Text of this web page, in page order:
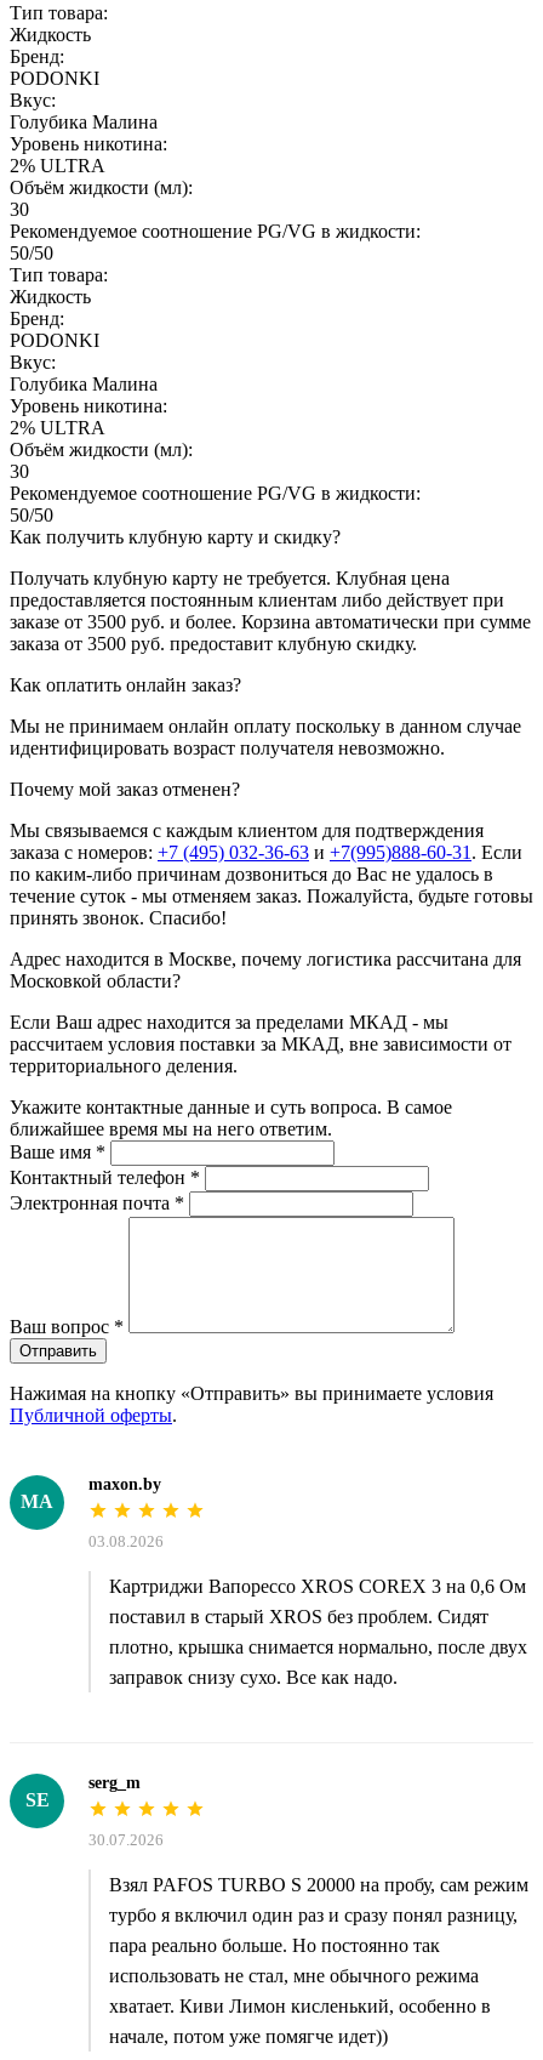
Тип товара:
Жидкость
Бренд:
PODONKI
Вкус:
Голубика Малина
Уровень никотина:
2% ULTRA
Объём жидкости (мл):
30
Рекомендуемое соотношение PG/VG в жидкости:
50/50
Тип товара:
Жидкость
Бренд:
PODONKI
Вкус:
Голубика Малина
Уровень никотина:
2% ULTRA
Объём жидкости (мл):
30
Рекомендуемое соотношение PG/VG в жидкости:
50/50
Как получить клубную карту и скидку?
Получать клубную карту не требуется. Клубная цена
предоставляется постоянным клиентам либо действует при
заказе от 3500 руб. и более. Корзина автоматически при сумме
заказа от 3500 руб. предоставит клубную скидку.
Как оплатить онлайн заказ?
Мы не принимаем онлайн оплату поскольку в данном случае
идентифицировать возраст получателя невозможно.
Почему мой заказ отменен?
Мы связываемся с каждым клиентом для подтверждения
заказа с номеров: +7 (495) 032-36-63 и +7(995)888-60-31 . Если
по каким-либо причинам дозвониться до Вас не удалось в
течение суток - мы отменяем заказ. Пожалуйста, будьте готовы
принять звонок. Спасибо!
Адрес находится в Москве, почему логистика рассчитана для
Московкой области?
Если Ваш адрес находится за пределами МКАД - мы
рассчитаем условия поставки за МКАД, вне зависимости от
территориального деления.
Укажите контактные данные и суть вопроса. В самое
ближайшее время мы на него ответим.
Ваше имя *
Контактный телефон *
Электронная почта *
Ваш вопрос *
Отправить
Нажимая на кнопку «Отправить» вы принимаете условия
Публичной оферты.
MA
maxon.by
03.08.2026
Картриджи Вапорессо XROS COREX 3 на 0,6 Ом
поставил в старый XROS без проблем. Сидят
плотно, крышка снимается нормально, после двух
заправок снизу сухо. Все как надо.
SE
serg_m
30.07.2026
Взял PAFOS TURBO S 20000 на пробу, сам режим
турбо я включил один раз и сразу понял разницу,
пара реально больше. Но постоянно так
использовать не стал, мне обычного режима
хватает. Киви Лимон кисленький, особенно в
начале, потом уже помягче идет))